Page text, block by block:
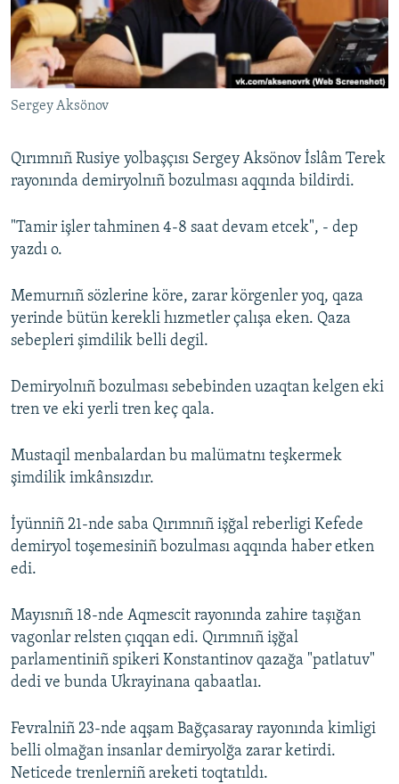
Русский
Українською
QOŞULIÑIZ!
RFE/RS bütün saytları
Sergey Aksönov
Qırımnıñ Rusiye yolbaşçısı Sergey Aksönov İslâm Terek
rayonında demiryolnıñ bozulması aqqında bildirdi.
"Tamir işler tahminen 4-8 saat devam etcek", - dep
yazdı o.
Memurnıñ sözlerine köre, zarar körgenler yoq, qaza
yerinde bütün kerekli hızmetler çalışa eken. Qaza
sebepleri şimdilik belli degil.
Demiryolnıñ bozulması sebebinden uzaqtan kelgen eki
tren ve eki yerli tren keç qala.
Mustaqil menbalardan bu malümatnı teşkermek
şimdilik imkânsızdır.
İyünniñ 21-nde saba Qırımnıñ işğal reberligi Kefede
demiryol toşemesiniñ bozulması aqqında haber etken
edi.
Mayısnıñ 18-nde Aqmescit rayonında zahire taşığan
vagonlar relsten çıqqan edi. Qırımnıñ işğal
parlamentiniñ spikeri Konstantinov qazağa "patlatuv"
dedi ve bunda Ukrayinana qabaatlaı.
Fevralniñ 23-nde aqşam Bağçasaray rayonında kimligi
belli olmağan insanlar demiryolğa zarar ketirdi.
Neticede trenlerniñ areketi toqtatıldı.